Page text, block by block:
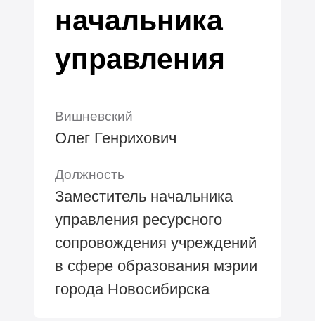
начальника
управления
Вишневский
Олег Генрихович
Должность
Заместитель начальника
управления ресурсного
сопровождения учреждений
в сфере образования мэрии
города Новосибирска